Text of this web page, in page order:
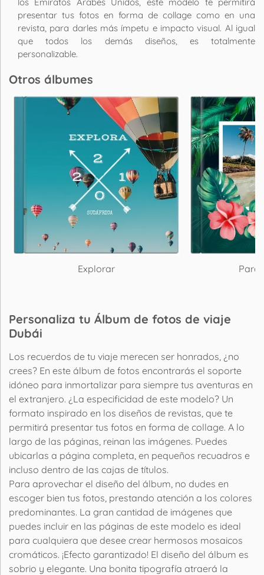
presentar tus fotos en forma de collage como en una
revista, para darles más ímpetu e impacto visual. Al igual
que todos los demás diseños, es totalmente
personalizable.
Otros álbumes
Explorar
Personaliza tu Álbum de fotos de viaje
Dubái
Los recuerdos de tu viaje merecen ser honrados, ¿no
crees? En este álbum de fotos encontrarás el soporte
idóneo para inmortalizar para siempre tus aventuras en
el extranjero. ¿La especificidad de este modelo? Un
formato inspirado en los diseños de revistas, que te
permitirá presentar tus fotos en forma de collage. A lo
largo de las páginas, reinan las imágenes. Puedes
ubicarlas a página completa, en pequeños recuadros e
incluso dentro de las cajas de títulos.
Para aprovechar el diseño del álbum, no dudes en
escoger bien tus fotos, prestando atención a los colores
predominantes. La gran cantidad de imágenes que
puedes incluir en las páginas de este modelo es ideal
para cualquiera que desee crear hermosos mosaicos
cromáticos. ¡Efecto garantizado! El diseño del álbum es
sobrio y elegante. Una bonita tipografía atraerá la